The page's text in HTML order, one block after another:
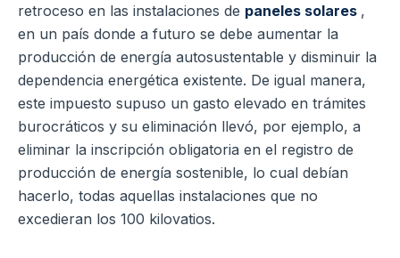
retroceso en las instalaciones de paneles solares ,
en un país donde a futuro se debe aumentar la
producción de energía autosustentable y disminuir la
dependencia energética existente. De igual manera,
este impuesto supuso un gasto elevado en trámites
burocráticos y su eliminación llevó, por ejemplo, a
eliminar la inscripción obligatoria en el registro de
producción de energía sostenible, lo cual debían
hacerlo, todas aquellas instalaciones que no
excedieran los 100 kilovatios.